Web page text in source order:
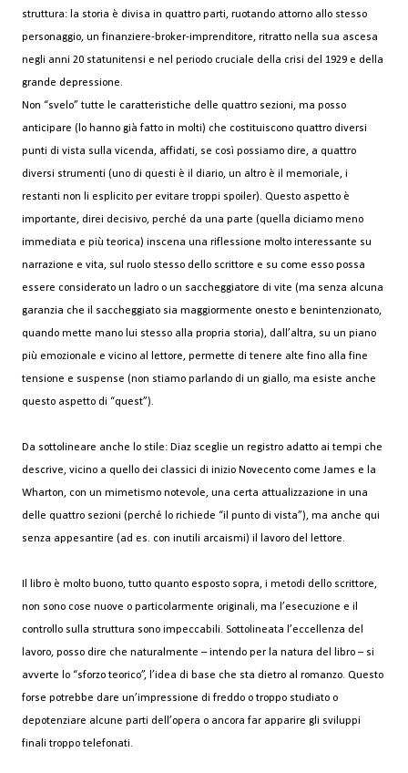
struttura: la storia è divisa in quattro parti, ruotando attorno allo stesso
personaggio, un finanziere-broker-imprenditore, ritratto nella sua ascesa
negli anni 20 statunitensi e nel periodo cruciale della crisi del 1929 e della
grande depressione.
Non “svelo” tutte le caratteristiche delle quattro sezioni, ma posso
anticipare (lo hanno già fatto in molti) che costituiscono quattro diversi
punti di vista sulla vicenda, affidati, se così possiamo dire, a quattro
diversi strumenti (uno di questi è il diario, un altro è il memoriale, i
restanti non li esplicito per evitare troppi spoiler). Questo aspetto è
importante, direi decisivo, perché da una parte (quella diciamo meno
immediata e più teorica) inscena una riflessione molto interessante su
narrazione e vita, sul ruolo stesso dello scrittore e su come esso possa
essere considerato un ladro o un saccheggiatore di vite (ma senza alcuna
garanzia che il saccheggiato sia maggiormente onesto e benintenzionato,
quando mette mano lui stesso alla propria storia), dall’altra, su un piano
più emozionale e vicino al lettore, permette di tenere alte fino alla fine
tensione e suspense (non stiamo parlando di un giallo, ma esiste anche
questo aspetto di “quest”).
Da sottolineare anche lo stile: Diaz sceglie un registro adatto ai tempi che
descrive, vicino a quello dei classici di inizio Novecento come James e la
Wharton, con un mimetismo notevole, una certa attualizzazione in una
delle quattro sezioni (perché lo richiede “il punto di vista”), ma anche qui
senza appesantire (ad es. con inutili arcaismi) il lavoro del lettore.
Il libro è molto buono, tutto quanto esposto sopra, i metodi dello scrittore,
non sono cose nuove o particolarmente originali, ma l’esecuzione e il
controllo sulla struttura sono impeccabili. Sottolineata l’eccellenza del
lavoro, posso dire che naturalmente – intendo per la natura del libro – si
avverte lo “sforzo teorico”, l’idea di base che sta dietro al romanzo. Questo
forse potrebbe dare un’impressione di freddo o troppo studiato o
depotenziare alcune parti dell’opera o ancora far apparire gli sviluppi
finali troppo telefonati.